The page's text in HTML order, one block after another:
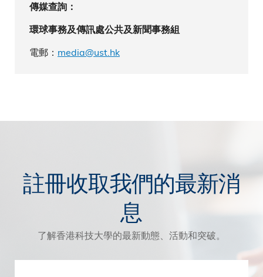
傳媒查詢：
環球事務及傳訊處公共及新聞事務組
電郵： media@ust.hk
註冊收取我們的最新消
息
了解香港科技大學的最新動態、活動和突破。